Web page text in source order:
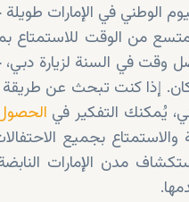
الوطني في الإمارات
من الوقت للاستمتاع
وقت في السنة لزيارة
إذا كنت تبحث عن طريقة
يُمكنك التفكير في
بجميع
مدن الإمارات